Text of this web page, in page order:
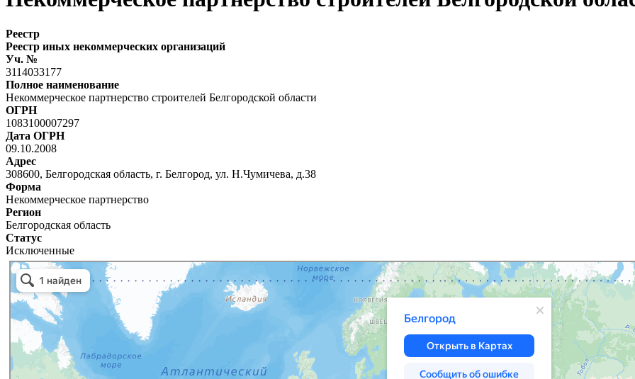
Реестр
Реестр иных некоммерческих организаций
Уч. №
3114033177
Полное наименование
Некоммерческое партнерство строителей Белгородской области
ОГРН
1083100007297
Дата ОГРН
09.10.2008
Адрес
308600, Белгородская область, г. Белгород, ул. Н.Чумичева, д.38
Форма
Некоммерческое партнерство
Регион
Белгородская область
Статус
Исключенные